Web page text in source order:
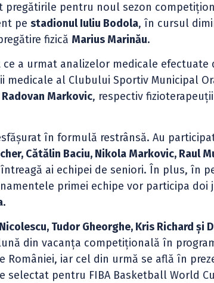
pregătirile pentru noul sezon
pestadionul Iuliu Bodola, în cursul
fizică Marius Marinău.
ce a urmat analizelor medicale efectuate
medicale al Clubului Sportiv Municipal
Markovic, respectiv fizioterapeuții
în formulă restrânsă. Au
Cătălin Baciu, Nikola Markovic, Raul
ai echipei de seniori. În plus, în
primei echipe vor participa doi
Tudor Gheorghe, Kris Richard și
din vacanța competițională în
României, iar cel din urmă se află în
selectat pentru FIBA Basketball World